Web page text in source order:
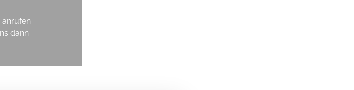
anrufen
dann